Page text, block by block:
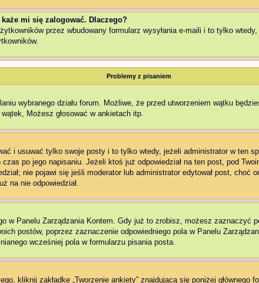
mi się zalogować. Dlaczego?
przez wbudowany formularz wysyłania e-maili i to tylko
Problemy z pisaniem
wybranego działu forum. Możliwe, że przed utworzeniem wątku
Możesz głosować w ankietach itp.
i usuwać tylko swoje posty i to tylko wtedy, jeżeli administrator w ten
po jego napisaniu. Jeżeli ktoś już odpowiedział na ten post, pod
nie pojawi się jeśli moderator lub administrator edytował post, choć
na nie odpowiedział.
w Panelu Zarządzania Kontem. Gdy już to zrobisz, możesz zaznaczyć
postów, poprzez zaznaczenie odpowiedniego pola w Panelu
wcześniej pola w formularzu pisania posta.
kliknij zakładkę „Tworzenie ankiety” znajdującą się poniżej